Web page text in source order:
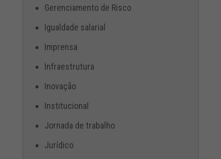
Gerenciamento de Risco
Igualdade salarial
Imprensa
Infraestrutura
Inovação
Institucional
Jornada de trabalho
Jurídico